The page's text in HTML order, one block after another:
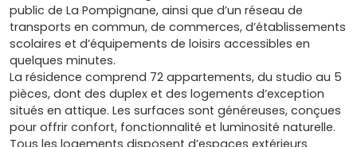
public de La Pompignane, ainsi que d’un réseau de
transports en commun, de commerces, d’établissements
scolaires et d’équipements de loisirs accessibles en
quelques minutes.
La résidence comprend 72 appartements, du studio au 5
pièces, dont des duplex et des logements d’exception
situés en attique. Les surfaces sont généreuses, conçues
pour offrir confort, fonctionnalité et luminosité naturelle.
Tous les logements disposent d’espaces extérieurs